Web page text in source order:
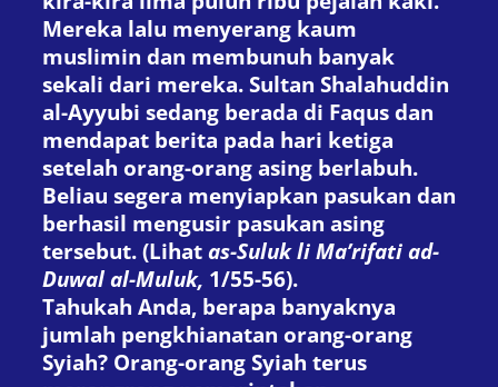
Mereka lalu menyerang kaum
muslimin dan membunuh banyak
sekali dari mereka. Sultan Shalahuddin
al-Ayyubi sedang berada di Faqus dan
mendapat berita pada hari ketiga
setelah orang-orang asing berlabuh.
Beliau segera menyiapkan pasukan dan
berhasil mengusir pasukan asing
tersebut. (Lihat as-Suluk li Ma’rifati ad-
Duwal al-Muluk, 1/55-56).
Tahukah Anda, berapa banyaknya
jumlah pengkhianatan orang-orang
Syiah? Orang-orang Syiah terus